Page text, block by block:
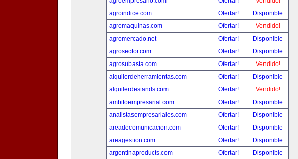
agroindice.com
Ofertar!
Disponible
agromaquinas.com
Ofertar!
Vendido!
agromercado.net
Ofertar!
Disponible
agrosector.com
Ofertar!
Disponible
agrosubasta.com
Ofertar!
Vendido!
alquilerdeherramientas.com
Ofertar!
Disponible
alquilerdestands.com
Ofertar!
Vendido!
ambitoempresarial.com
Ofertar!
Disponible
analistasempresariales.com
Ofertar!
Disponible
areadecomunicacion.com
Ofertar!
Disponible
areagestion.com
Ofertar!
Disponible
argentinaproducts.com
Ofertar!
Disponible